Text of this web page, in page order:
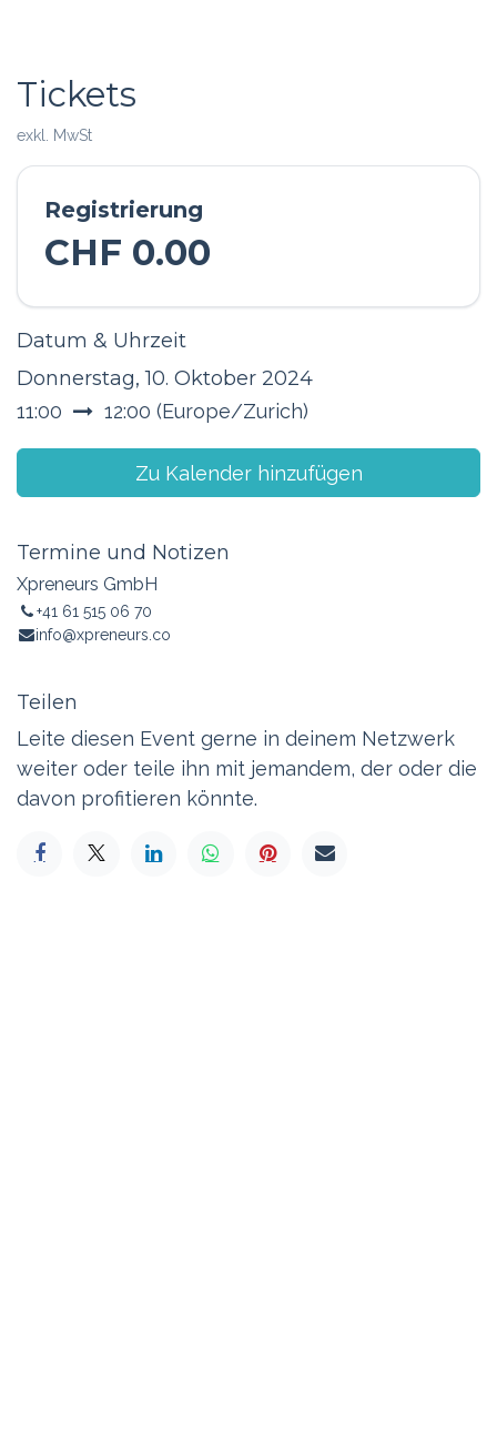
Tickets
exkl. MwSt
Registrierung
CHF 0.00
Datum & Uhrzeit
Donnerstag, 10. Oktober 2024
11:00 12:00 (Europe/Zurich)
Zu Kalender hinzufügen
Termine und Notizen
Xpreneurs GmbH
+41 61 515 06 70
info@xpreneurs.co
Teilen
Leite diesen Event gerne in deinem Netzwerk
weiter oder teile ihn mit jemandem, der oder die
davon profitieren könnte.